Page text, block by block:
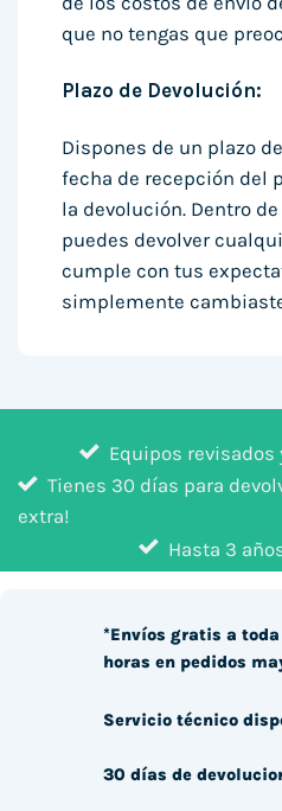
que no tengas que
Plazo de Devolución:
Dispones de un plazo
fecha de recepción del
la devolución. Dentro
puedes devolver
cumple con tus
simplemente
Equipos revisados
Tienes 30 días para
extra!
Hasta 3
*Envíos gratis a
horas en pedidos
Servicio técnico
30 días de